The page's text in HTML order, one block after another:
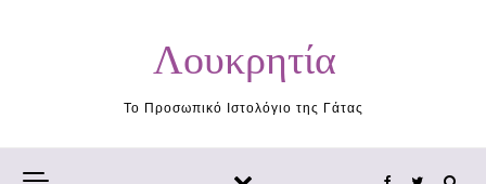
Λουκρητία
Το Προσωπικό Ιστολόγιο της Γάτας